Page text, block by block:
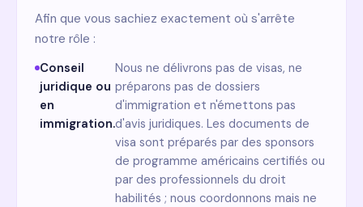
Afin que vous sachiez exactement où s'arrête
notre rôle :
Conseil
juridique ou
en
immigration.
Nous ne délivrons pas de visas, ne
préparons pas de dossiers
d'immigration et n'émettons pas
d'avis juridiques. Les documents de
visa sont préparés par des sponsors
de programme américains certifiés ou
par des professionnels du droit
habilités ; nous coordonnons mais ne